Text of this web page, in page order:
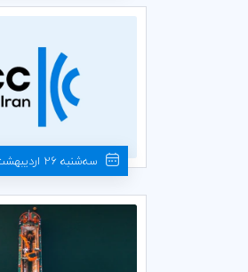
سه‌شنبه 26 اردیبهشت 1396